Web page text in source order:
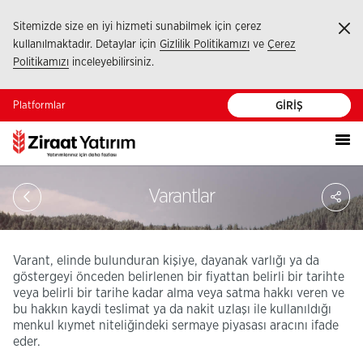
Sitemizde size en iyi hizmeti sunabilmek için çerez
kullanılmaktadır. Detaylar için Gizlilik Politikamızı ve Çerez
Politikamızı inceleyebilirsiniz.
Platformlar GİRİŞ
Varantlar
Varant, elinde bulunduran kişiye, dayanak varlığı ya da
göstergeyi önceden belirlenen bir fiyattan belirli bir tarihte
veya belirli bir tarihe kadar alma veya satma hakkı veren ve
bu hakkın kaydi teslimat ya da nakit uzlaşı ile kullanıldığı
menkul kıymet niteliğindeki sermaye piyasası aracını ifade
eder.